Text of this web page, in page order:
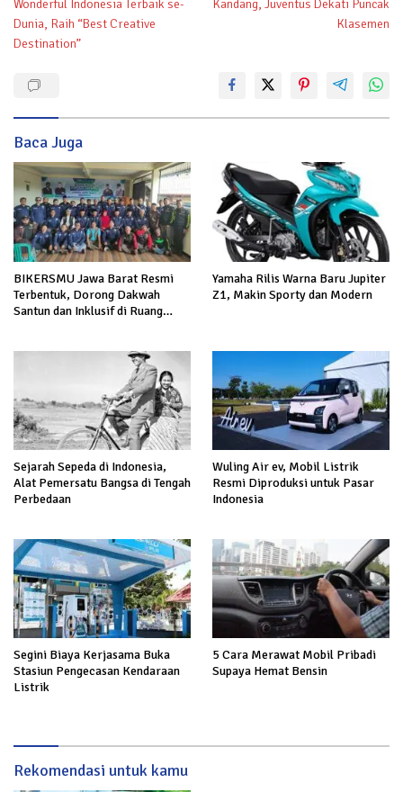
Wonderful Indonesia Terbaik se-
Dunia, Raih “Best Creative
Destination”
Kandang, Juventus Dekati Puncak
Klasemen
Baca Juga
BIKERSMU Jawa Barat Resmi
Terbentuk, Dorong Dakwah
Santun dan Inklusif di Ruang
Yamaha Rilis Warna Baru Jupiter
Z1, Makin Sporty dan Modern
Sejarah Sepeda di Indonesia,
Alat Pemersatu Bangsa di Tengah
Perbedaan
Wuling Air ev, Mobil Listrik
Resmi Diproduksi untuk Pasar
Indonesia
Segini Biaya Kerjasama Buka
Stasiun Pengecasan Kendaraan
Listrik
5 Cara Merawat Mobil Pribadi
Supaya Hemat Bensin
Rekomendasi untuk kamu